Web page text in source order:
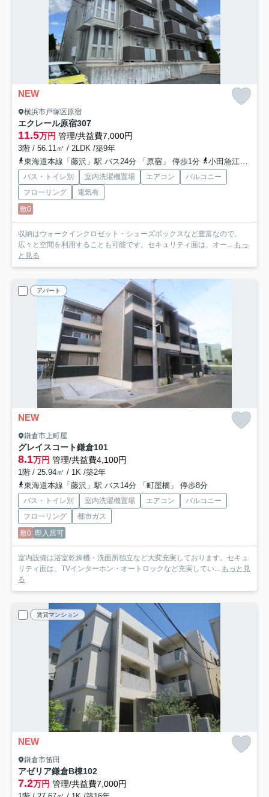
NEW
横浜市戸塚区原宿
エクレール原宿307
11.5万円 管理/共益費7,000円
3階 / 56.11㎡ / 2LDK /築9年
東海道本線「藤沢」駅 バス24分 「原宿」 停歩1分
小田急江ノ島線「六会日大前」駅 バス6分 神奈川中央交通「福泉寺〔戸塚区〕」 停歩16分
バス・トイレ別 室内洗濯機置場 エアコン
バルコニー
フローリング
電気有
敷0
収納はウォークインクロゼット・シューズボックスなど豊富なので、
広々と空間を利用することも可能です。セキュリティ面は、オー...
もっ
と見る
アパート
NEW
鎌倉市上町屋
グレイスコート鎌倉101
8.1万円 管理/共益費4,100円
1階 / 25.94㎡ / 1K /築2年
東海道本線「藤沢」駅 バス14分 「町屋橋」 停歩8分
バス・トイレ別 室内洗濯機置場 エアコン
バルコニー
フローリング
都市ガス
敷0 即入居可
室内設備は浴室乾燥機・洗面所独立など大変充実しております。セキュ
リティ面は、TVインターホン・オートロックなど充実してい...
もっと見
る
賃貸マンション
NEW
鎌倉市笛田
アゼリア鎌倉B棟102
7.2万円 管理/共益費7,000円